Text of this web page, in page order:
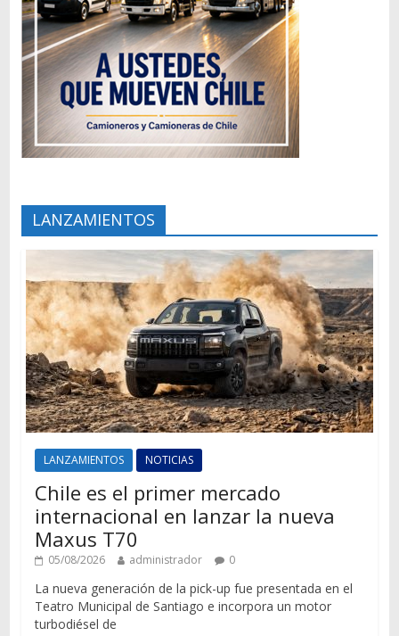
LANZAMIENTOS
LANZAMIENTOS NOTICIAS
Chile es el primer mercado
internacional en lanzar la nueva
Maxus T70
05/08/2026 administrador 0
La nueva generación de la pick-up fue presentada en el
Teatro Municipal de Santiago e incorpora un motor
turbodiésel de